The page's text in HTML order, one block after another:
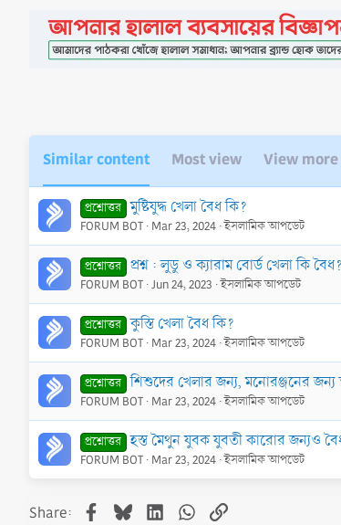
Similar content Most view View more
প্রশ্নোত্তর মুষ্টিযুদ্ধ খেলা বৈধ কি?
FORUM BOT Mar 23, 2024 ইসলামিক আপডেট
প্রশ্নোত্তর প্রশ্ন : লুডু ও ক্যারাম বোর্ড খেলা কি বৈধ?
FORUM BOT Jun 24, 2023 ইসলামিক আপডেট
প্রশ্নোত্তর কুস্তি খেলা বৈধ কি?
FORUM BOT Mar 23, 2024 ইসলামিক আপডেট
প্রশ্নোত্তর শিশুদের খেলার জন্য, মনোরঞ্জনের জন্য
FORUM BOT Mar 23, 2024 ইসলামিক আপডেট
প্রশ্নোত্তর হস্ত মৈথুন যুবক যুবতী কারোর জন্যও বৈধ
FORUM BOT Mar 23, 2024 ইসলামিক আপডেট
Share: Facebook
BlueskyLinkedInWhatsApp
Link